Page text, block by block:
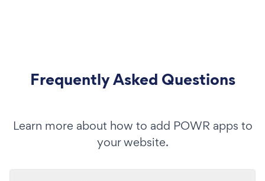
Frequently Asked Questions
Learn more about how to add POWR apps to
your website.